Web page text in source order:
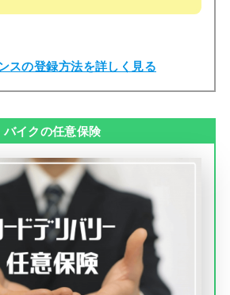
スの登録方法を詳しく見る
バイクの任意保険